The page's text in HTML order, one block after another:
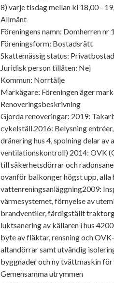
8) varje tisdag mellan kl 18,00 -
Allmänt
Föreningens namn: Domherren nr 1
Föreningsform: Bostadsrätt
Skattemässig status:
Juridisk person tillåten: Nej
Kommun: Norrtälje
Markägare: Föreningen äger
Renoveringsbeskrivning
Gjorda renoveringar: 2019:
cykelställ.2016: Belysning
dränering hus 4, spolning delar
ventilationskontroll) 2014: OVK
till säkerhetsdörrar och
ovanför balkonger högst upp,
vattenreningsanläggning2009:
värmesystemet, förnyelse av
brandventiler, färdigställt
luktsanering av källaren i hus
byte av fläktar, rensning och
altandörrar samt utvändig
byggnader och ny tvättmaskin
Gemensamma utrymmen